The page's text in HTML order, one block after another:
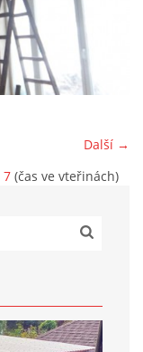
Další →
7 (čas ve vteřinách)